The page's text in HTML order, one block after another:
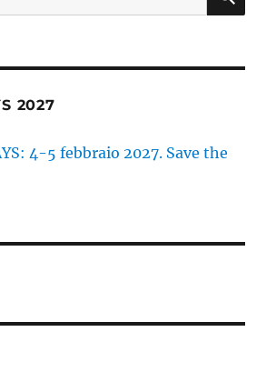
2027
4-5 febbraio 2027. Save the